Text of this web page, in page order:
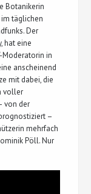
Botanikerin
täglichen
Der
hat eine
Moderatorin in
anscheinend
mit dabei, die
voller
von der
–
mehrfach
Pöll. Nur